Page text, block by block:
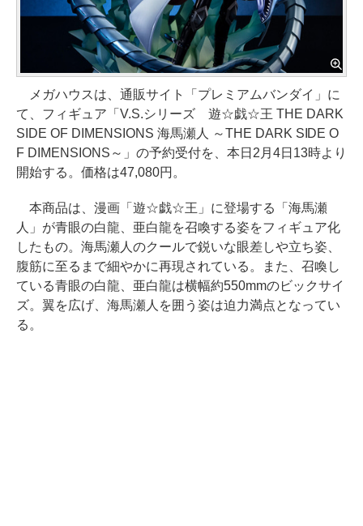
メガハウスは、通販サイト「プレミアムバンダイ」に
て、フィギュア「V.S.シリーズ 遊☆戯☆王 THE DARK
SIDE OF DIMENSIONS 海馬瀬人 ～THE DARK SIDE O
F DIMENSIONS～」の予約受付を、本日2月4日13時より
開始する。価格は47,080円。
本商品は、漫画「遊☆戯☆王」に登場する「海馬瀬
人」が青眼の白龍、亜白龍を召喚する姿をフィギュア化
したもの。海馬瀬人のクールで鋭いな眼差しや立ち姿、
腹筋に至るまで細やかに再現されている。また、召喚し
ている青眼の白龍、亜白龍は横幅約550mmのビックサイ
ズ。翼を広げ、海馬瀬人を囲う姿は迫力満点となってい
る。